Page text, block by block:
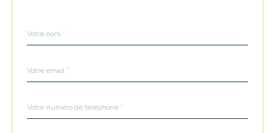
par
*
*
*